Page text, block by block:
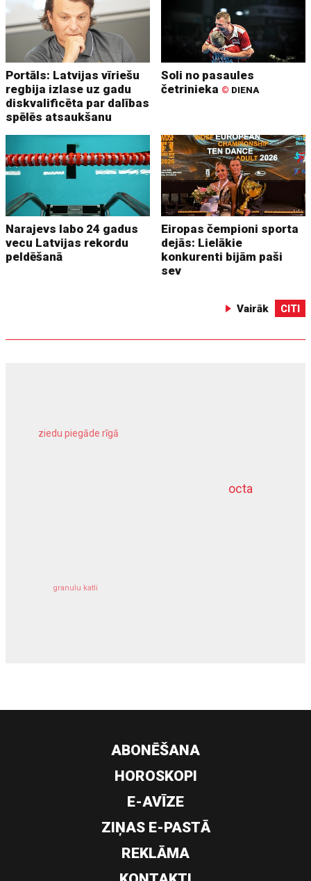
Portāls: Latvijas vīriešu
regbija izlase uz gadu
diskvalificēta par dalības
spēlēs atsaukšanu
Soli no pasaules
četrinieka © DIENA
Narajevs labo 24 gadus
vecu Latvijas rekordu
peldēšanā
Eiropas čempioni sporta
dejās: Lielākie
konkurenti bijām paši
sev
Vairāk CITI
octa
ziedu piegāde rīgā
granulu katli
dziļurbums
ABONĒŠANA
HOROSKOPI
E-AVĪZE
ZIŅAS E-PASTĀ
REKLĀMA